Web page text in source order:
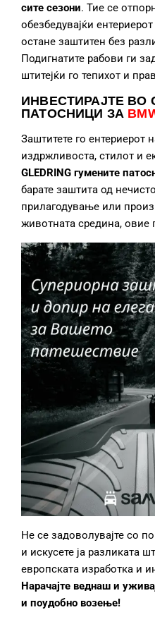
сите сезони. Тие се
обезбедувајќи
остане заштитен без
Подигнатите рабови ги
штитејќи го тепихот и
ИНВЕСТИРАЈТЕ ВО
ПАТОСНИЦИ ЗА
Заштитете го
издржливоста, стилот и
GLEDRING гумените
барате заштита од
прилагодување или
животната средина, овие
Не се задоволувајте со
и искусете ја разликата
европската изработка и
Нарачајте веднаш и
и поудобно возење!